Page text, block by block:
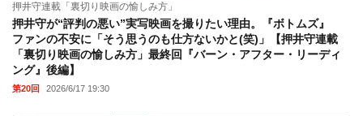
押井守連載「裏切り映画の愉しみ方」
押井守が“評判の悪い”実写映画を撮りたい理由。『ボトムズ』
ファンの不安に「そう思うのも仕方ないかと(笑)」【押井守連載
「裏切り映画の愉しみ方」最終回『バーン・アフター・リーディ
ング』後編】
第20回 2026/6/17 19:30